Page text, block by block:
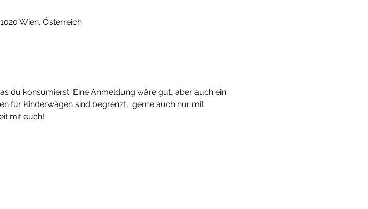
Wien, Österreich
du konsumierst. Eine Anmeldung wäre gut, aber auch ein
für Kinderwägen sind begrenzt,  gerne auch nur mit
mit euch!